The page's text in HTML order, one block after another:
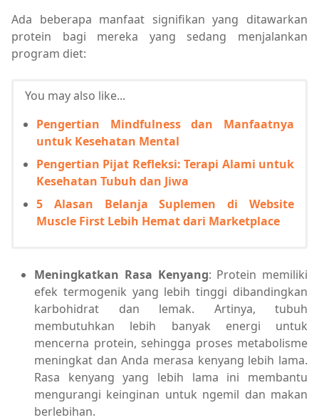
Ada beberapa manfaat signifikan yang ditawarkan
protein bagi mereka yang sedang menjalankan
program diet:
You may also like...
Pengertian Mindfulness dan Manfaatnya
untuk Kesehatan Mental
Pengertian Pijat Refleksi: Terapi Alami untuk
Kesehatan Tubuh dan Jiwa
5 Alasan Belanja Suplemen di Website
Muscle First Lebih Hemat dari Marketplace
Meningkatkan Rasa Kenyang: Protein memiliki
efek termogenik yang lebih tinggi dibandingkan
karbohidrat dan lemak. Artinya, tubuh
membutuhkan lebih banyak energi untuk
mencerna protein, sehingga proses metabolisme
meningkat dan Anda merasa kenyang lebih lama.
Rasa kenyang yang lebih lama ini membantu
mengurangi keinginan untuk ngemil dan makan
berlebihan.